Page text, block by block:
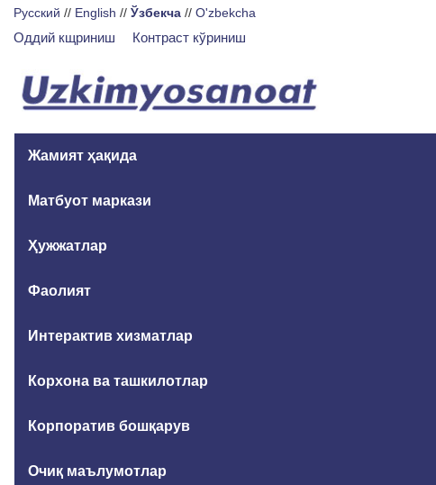
Русский // English // Ўзбекча // O'zbekcha
Оддий кщриниш Контраст кўриниш
Жамият ҳақида
Матбуот маркази
Ҳужжатлар
Фаолият
Интерактив хизматлар
Корхона ва ташкилотлар
Корпоратив бошқарув
Очиқ маълумотлар